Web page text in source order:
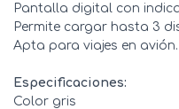
Pantalla digital con
Permite cargar hasta 3
Apta para viajes en avión.
Especificaciones:
Color gris